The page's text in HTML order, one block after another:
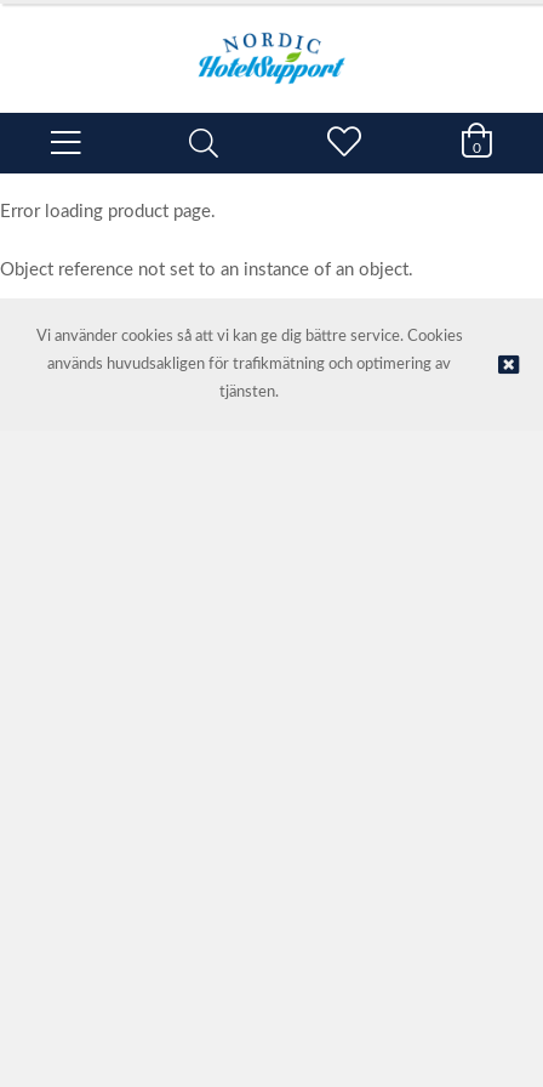
0
Error loading product page.
Object reference not set to an instance of an object.
© NORDIC HOTEL SUPPORT AS | Webbutik tillhandahålls av
Kréatif
AS
Vi använder cookies så att vi kan ge dig bättre service. Cookies
används huvudsakligen för trafikmätning och optimering av
tjänsten.